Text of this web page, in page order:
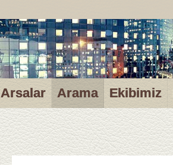
Arsalar Arama Ekibimiz